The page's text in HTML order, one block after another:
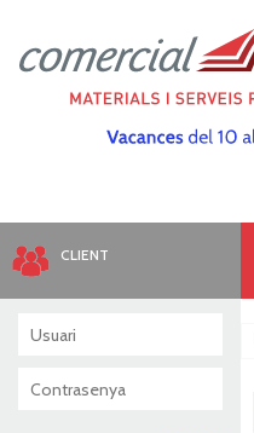
CLIENT